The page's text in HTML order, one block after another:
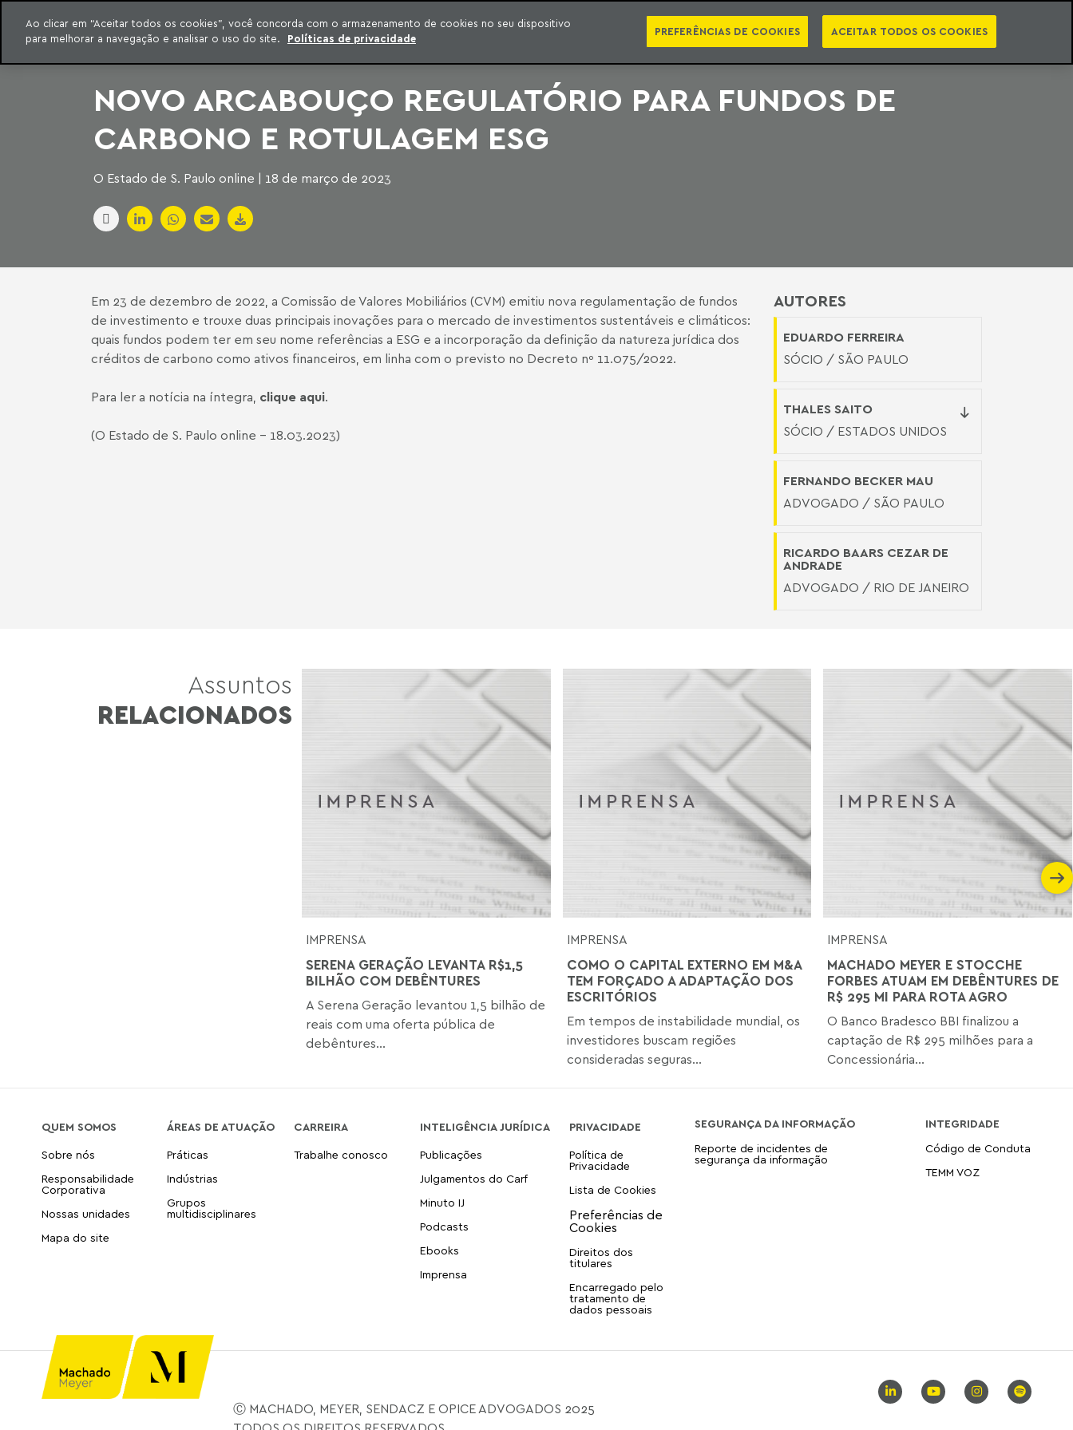
para o conteúdo
Machado Meyer
INTELIGÊNCIA JURÍDICA
CONTEÚDO EXCLUSIVO MACHADO MEYER ADVOGADOS
SÉRIES PUBLICAÇÕES EBOOKS PODCASTS NEWSLETTER VIDEOCASTS PT EN CATEGORIAS
NOVO ARCABOUÇO REGULATÓRIO PARA FUNDOS DE
CARBONO E ROTULAGEM ESG
O Estado de S. Paulo online | 18 de março de 2023
AUTORES
EDUARDO FERREIRA
SÓCIO / SÃO PAULO
THALES SAITO
SÓCIO / ESTADOS UNIDOS
FERNANDO BECKER MAU
ADVOGADO / SÃO PAULO
RICARDO BAARS CEZAR DE
ANDRADE
ADVOGADO / RIO DE JANEIRO
Em 23 de dezembro de 2022, a Comissão de Valores Mobiliários (CVM) emitiu nova regulamentação de fundos
de investimento e trouxe duas principais inovações para o mercado de investimentos sustentáveis e climáticos:
quais fundos podem ter em seu nome referências a ESG e a incorporação da definição da natureza jurídica dos
créditos de carbono como ativos financeiros, em linha com o previsto no Decreto nº 11.075/2022.
Para ler a notícia na íntegra, clique aqui.
(O Estado de S. Paulo online - 18.03.2023)
Assuntos
RELACIONADOS
IMPRENSA
SERENA GERAÇÃO LEVANTA R$1,5
BILHÃO COM DEBÊNTURES
A Serena Geração levantou 1,5 bilhão de
reais com uma oferta pública de
debêntures...
IMPRENSA
COMO O CAPITAL EXTERNO EM M&A
TEM FORÇADO A ADAPTAÇÃO DOS
ESCRITÓRIOS
Em tempos de instabilidade mundial, os
investidores buscam regiões
consideradas seguras...
IMPRENSA
MACHADO MEYER E STOCCHE
FORBES ATUAM EM DEBÊNTURES DE
R$ 295 MI PARA ROTA AGRO
O Banco Bradesco BBI finalizou a
captação de R$ 295 milhões para a
Concessionária...
QUEM SOMOS
Sobre nós
Responsabilidade
Corporativa
Nossas unidades
Mapa do site
ÁREAS DE ATUAÇÃO
Práticas
Indústrias
Grupos
multidisciplinares
CARREIRA
Trabalhe conosco
INTELIGÊNCIA JURÍDICA
Publicações
Julgamentos do Carf
Minuto IJ
Podcasts
Ebooks
Imprensa
PRIVACIDADE
Política de
Privacidade
Lista de Cookies
Direitos dos
titulares
Encarregado pelo
tratamento de
dados pessoais
SEGURANÇA DA INFORMAÇÃO
Reporte de incidentes de
segurança da informação
INTEGRIDADE
Código de Conduta
TEMM VOZ
Ⓒ MACHADO, MEYER, SENDACZ E OPICE ADVOGADOS 2025
Ao clicar em “Aceitar todos os cookies”, você concorda com o armazenamento de cookies no seu dispositivo
para melhorar a navegação e analisar o uso do site.
Políticas de privacidade
PREFERÊNCIAS DE COOKIES ACEITAR TODOS OS COOKIES